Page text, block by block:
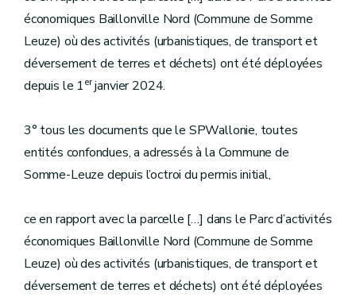
économiques Baillonville Nord (Commune de Somme
Leuze) où des activités (urbanistiques, de transport et
déversement de terres et déchets) ont été déployées
depuis le 1erjanvier 2024.
3° tous les documents que le SPWallonie, toutes
entités confondues, a adressés à la Commune de
Somme-Leuze depuis l’octroi du permis initial,
ce en rapport avec la parcelle […] dans le Parc d’activités
économiques Baillonville Nord (Commune de Somme
Leuze) où des activités (urbanistiques, de transport et
déversement de terres et déchets) ont été déployées